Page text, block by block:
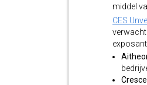
middel
CES